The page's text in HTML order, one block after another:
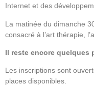
Internet et des
La matinée du dimanche
consacré à l’art thérapie,
Il reste encore quelques
Les inscriptions sont
places disponibles.